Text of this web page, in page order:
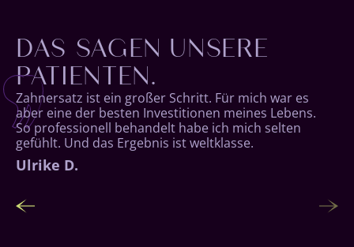
DAS SAGEN UNSERE
PATIENTEN.
Es ist wirklich schwer zu beschreiben, wie viel
Lebensqualität man durch festen und natürlich
aussehenden Zahnersatz zurückbekommt. Ich
glaube, ich lächele jetzt sogar mehr denn je!
Dieter G.
Zahnersatz ist ein großer Schritt. Für mich war es
aber eine der besten Investitionen meines Lebens.
So professionell behandelt habe ich mich selten
gefühlt. Und das Ergebnis ist weltklasse.
Ulrike D.